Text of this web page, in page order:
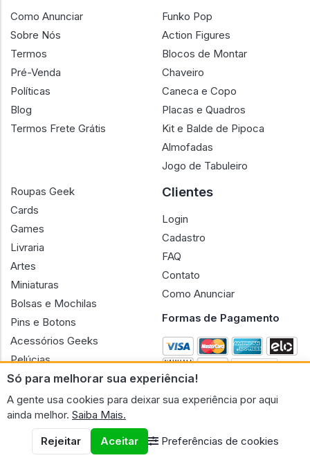
Só para melhorar sua experiência!
A gente usa cookies para deixar sua experiência por aqui
ainda melhor. Saiba Mais.
Rejeitar
Aceitar Preferências de cookies
Como Anunciar
Sobre Nós
Termos
Pré-Venda
Políticas
Blog
Termos Frete Grátis
Funko Pop
Action Figures
Blocos de Montar
Chaveiro
Caneca e Copo
Placas e Quadros
Kit e Balde de Pipoca
Almofadas
Jogo de Tabuleiro
Roupas Geek
Cards
Games
Livraria
Artes
Miniaturas
Bolsas e Mochilas
Pins e Botons
Acessórios Geeks
Pelúcias
Bonecas
Clientes
Login
Cadastro
FAQ
Contato
Como Anunciar
Formas de Pagamento